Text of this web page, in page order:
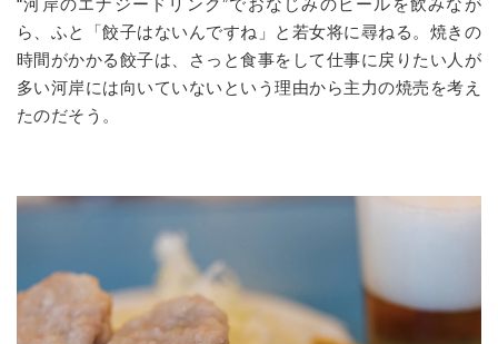
“河岸のエナジードリンク”でおなじみのビールを飲みなが
ら、ふと「餃子はないんですね」と若女将に尋ねる。焼きの
時間がかかる餃子は、さっと食事をして仕事に戻りたい人が
多い河岸には向いていないという理由から主力の焼売を考え
たのだそう。